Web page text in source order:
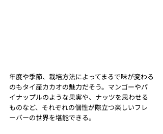
年度や季節、栽培方法によってまるで味が変わる
のもタイ産カカオの魅力だそう。マンゴーやパ
イナップルのような果実や、ナッツを思わせる
ものなど、それぞれの個性が際立つ楽しいフレ
ーバーの世界を堪能できる。